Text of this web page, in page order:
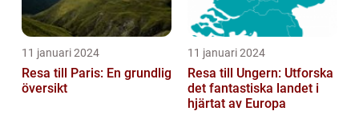
11 januari 2024
Resa till Paris: En grundlig
översikt
11 januari 2024
Resa till Ungern: Utforska
det fantastiska landet i
hjärtat av Europa